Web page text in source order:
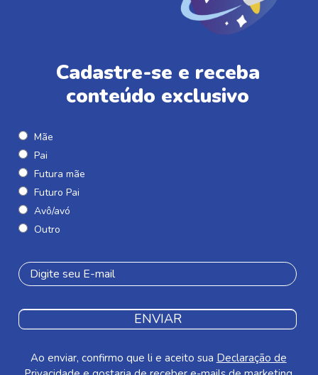
Cadastre-se e receba
conteúdo exclusivo
Mãe
Pai
Futura mãe
Futuro Pai
Avô/avó
Outro
ENVIAR
Ao enviar, confirmo que li e aceito sua Declaração de